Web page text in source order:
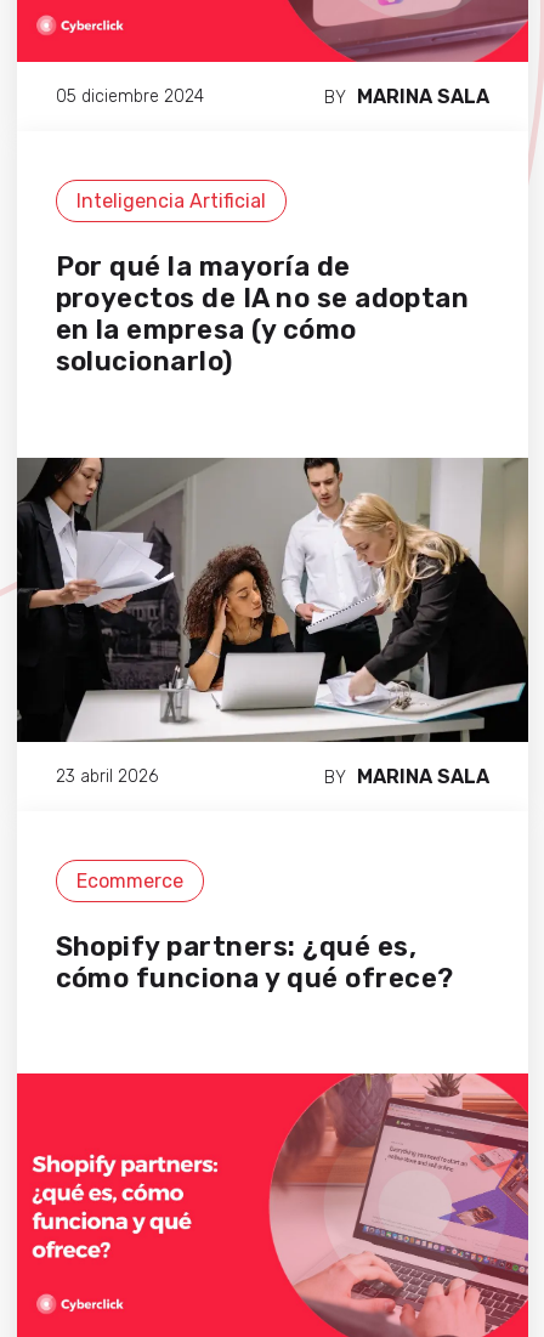
05 diciembre 2024 BY MARINA SALA
Inteligencia Artificial
Por qué la mayoría de
proyectos de IA no se adoptan
en la empresa (y cómo
solucionarlo)
23 abril 2026 BY MARINA SALA
Ecommerce
Shopify partners: ¿qué es,
cómo funciona y qué ofrece?